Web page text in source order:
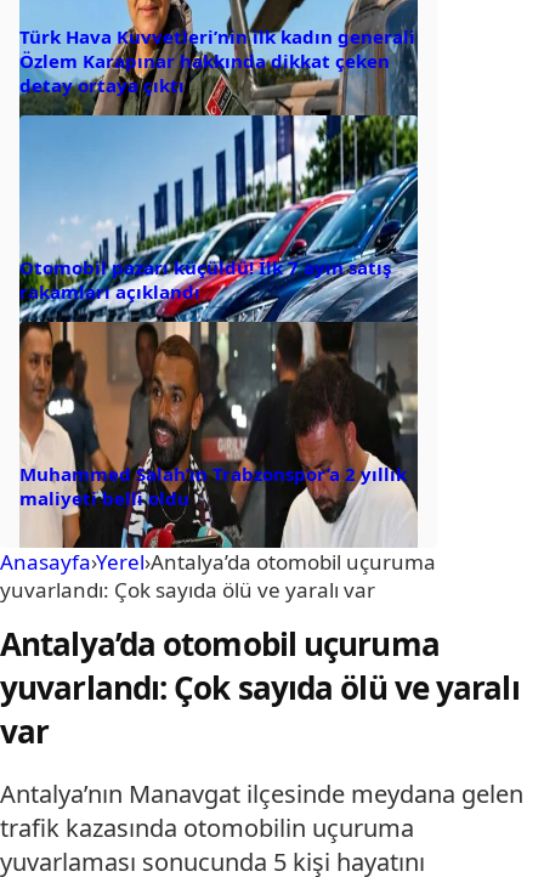
Türk Hava Kuvvetleri’nin ilk kadın generali
Özlem Karapınar hakkında dikkat çeken
detay ortaya çıktı
Otomobil pazarı küçüldü! İlk 7 ayın satış
rakamları açıklandı
Muhammed Salah’ın Trabzonspor’a 2 yıllık
maliyeti belli oldu
Anasayfa›Yerel›Antalya’da otomobil uçuruma
yuvarlandı: Çok sayıda ölü ve yaralı var
Antalya’da otomobil uçuruma
yuvarlandı: Çok sayıda ölü ve yaralı
var
Antalya’nın Manavgat ilçesinde meydana gelen
trafik kazasında otomobilin uçuruma
yuvarlaması sonucunda 5 kişi hayatını